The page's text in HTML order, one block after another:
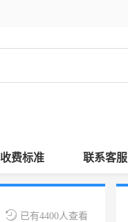
收费标准 联系客服
已有4400人查看